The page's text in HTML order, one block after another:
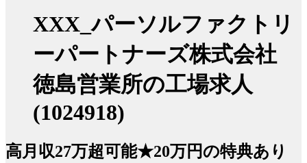
XXX_パーソルファクトリ
ーパートナーズ株式会社
徳島営業所の工場求人
(1024918)
高月収27万超可能★20万円の特典あり